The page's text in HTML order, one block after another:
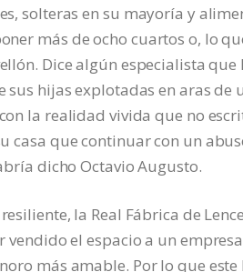
solteras en su mayoría y
más de ocho cuartos o, lo
Dice algún especialista
sus hijas explotadas en aras
la realidad vivida que no
casa que continuar con un
dicho Octavio Augusto.
la Real Fábrica de
vendido el espacio a un
más amable. Por lo que